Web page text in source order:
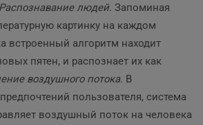
Распознавание людей. Запоминая
картинку на каждом
встроенный алгоритм находит
пятен, и распознает их как
воздушного потока. В
пользователя, система
воздушный поток на человека